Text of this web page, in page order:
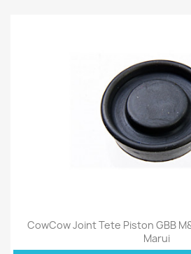
CowCow Joint Tete Piston GBB
Marui